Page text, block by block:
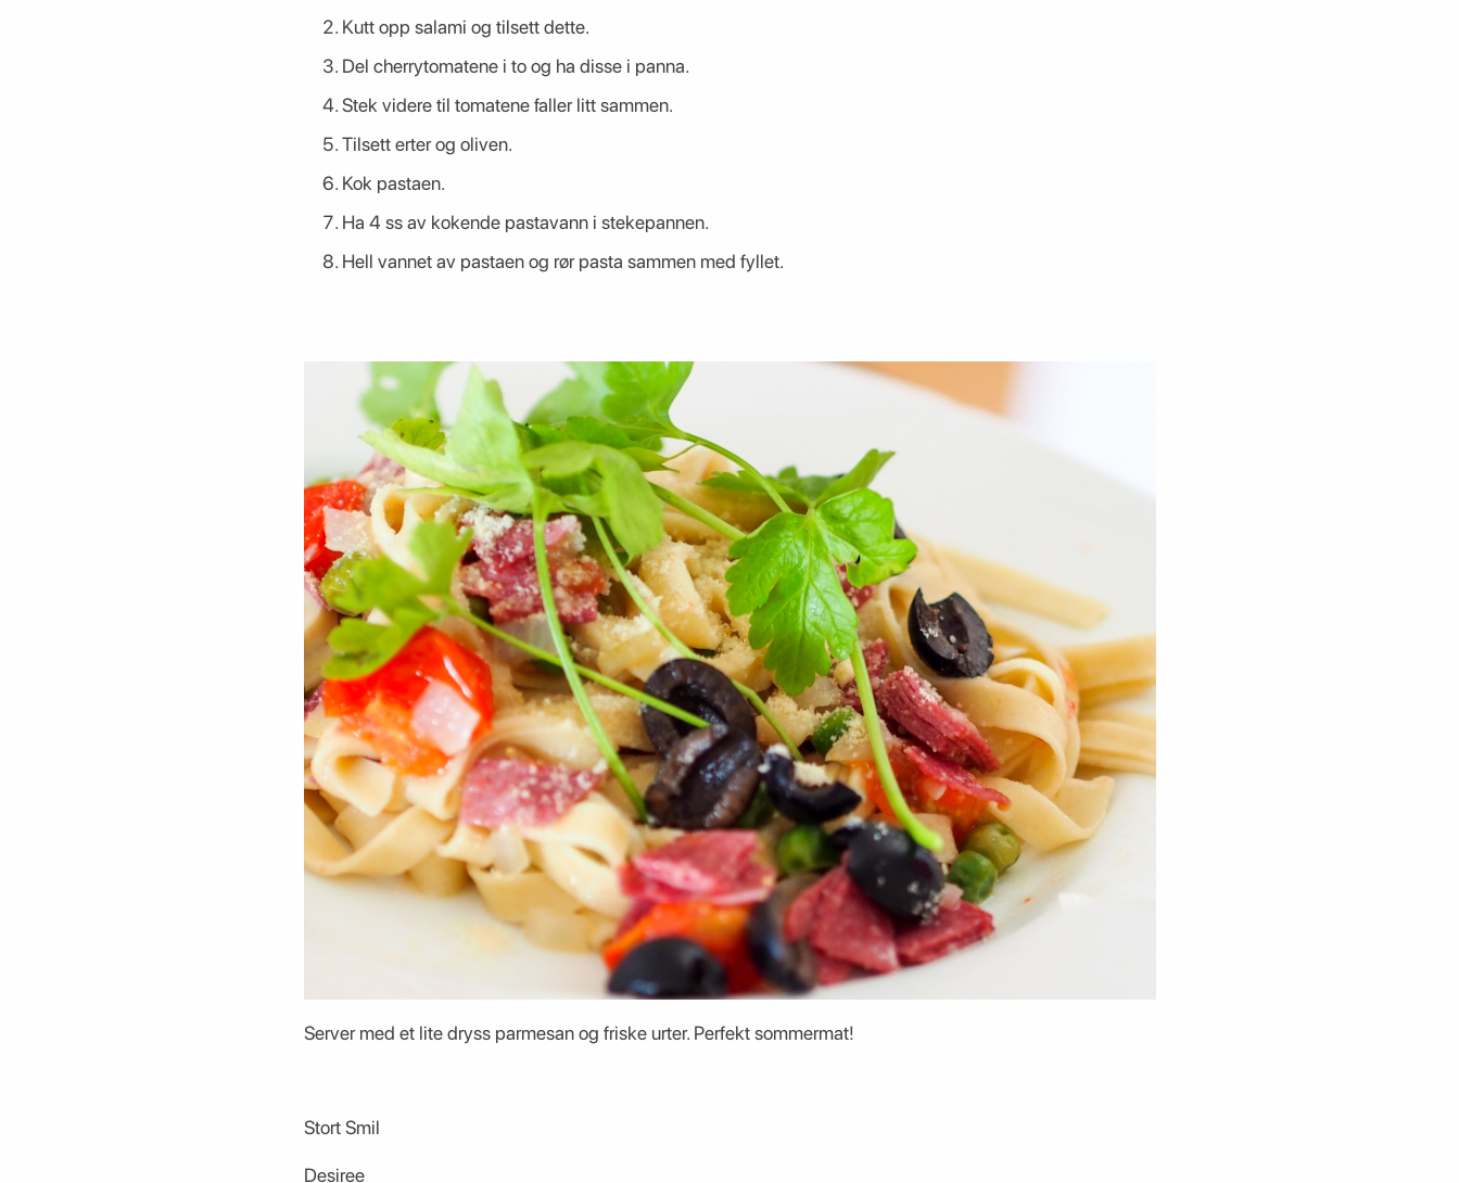
Kutt opp salami og tilsett dette.
Del cherrytomatene i to og ha disse i panna.
Stek videre til tomatene faller litt sammen.
Tilsett erter og oliven.
Kok pastaen.
Ha 4 ss av kokende pastavann i stekepannen.
Hell vannet av pastaen og rør pasta sammen med fyllet.
Server med et lite dryss parmesan og friske urter. Perfekt sommermat!
Stort Smil
Desiree